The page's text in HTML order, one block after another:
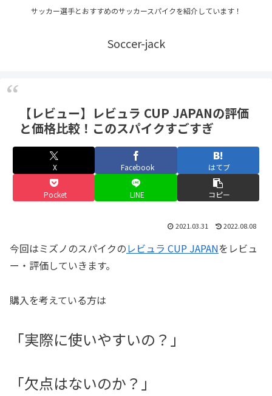
サッカー選手とおすすめのサッカースパイクを紹介しています！
Soccer-jack
【レビュー】レビュラ CUP JAPANの評価
と価格比較！このスパイクすごすぎ
X Facebook はてブ
Pocket LINE コピー
2021.03.31 2022.08.08
今回はミズノのスパイクのレビュラ CUP JAPANをレビュ
ー・評価していきます。
購入を考えている方は
「実際に使いやすいの？」
「欠点はないのか？」